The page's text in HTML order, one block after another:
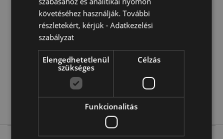
Termékjellemzők
Információ
Magasság 13.5cm Szélesség 12cm Átmérő 8.5cm
5055071690594
36
0.490000
követéséhez használják. További
részletekért, kérjük -Adatkezelési
szabályzat
Elengedhetetlenül
szükséges
Célzás
Funkcionalitás